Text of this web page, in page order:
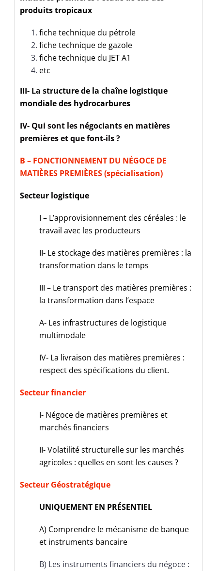
produits tropicaux
fiche technique du pétrole
fiche technique de gazole
fiche technique du JET A1
etc
III- La structure de la chaîne logistique
mondiale des hydrocarbures
IV- Qui sont les négociants en matières
premières et que font-ils ?
B – FONCTIONNEMENT DU NÉGOCE DE
MATIÈRES PREMIÈRES (spécialisation)
Secteur logistique
I – L’approvisionnement des céréales : le
travail avec les producteurs
II- Le stockage des matières premières : la
transformation dans le temps
III – Le transport des matières premières :
la transformation dans l’espace
A- Les infrastructures de logistique
multimodale
IV- La livraison des matières premières :
respect des spécifications du client.
Secteur financier
I- Négoce de matières premières et
marchés financiers
II- Volatilité structurelle sur les marchés
agricoles : quelles en sont les causes ?
Secteur Géostratégique
UNIQUEMENT EN PRÉSENTIEL
A) Comprendre le mécanisme de banque
et instruments bancaire
B) Les instruments financiers du négoce :